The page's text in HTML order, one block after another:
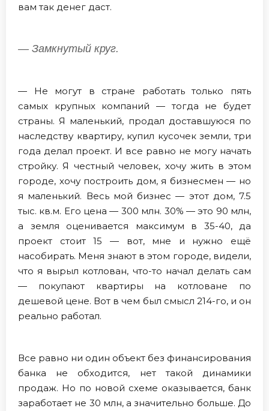
вам так денег даст.
— Замкнутый круг.
— Не могут в стране работать только пять
самых крупных компаний — тогда не будет
страны. Я маленький, продал доставшуюся по
наследству квартиру, купил кусочек земли, три
года делал проект. И все равно не могу начать
стройку. Я честный человек, хочу жить в этом
городе, хочу построить дом, я бизнесмен — но
я маленький. Весь мой бизнес — этот дом, 7.5
тыс. кв.м. Его цена — 300 млн. 30% — это 90 млн,
а земля оценивается максимум в 35-40, да
проект стоит 15 — вот, мне и нужно ещё
насобирать. Меня знают в этом городе, видели,
что я вырыл котлован, что-то начал делать сам
— покупают квартиры на котловане по
дешевой цене. Вот в чем был смысл 214-го, и он
реально работал.
Все равно ни один объект без финансирования
банка не обходится, нет такой динамики
продаж. Но по новой схеме оказывается, банк
заработает не 30 млн, а значительно больше. До